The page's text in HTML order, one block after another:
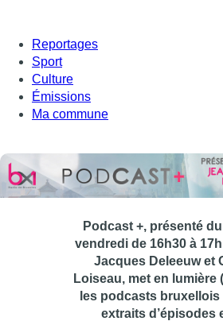
Reportages
Sport
Culture
Émissions
Ma commune
Podcast +, présenté
vendredi de 16h30 à
Jacques Deleeuw et
Loiseau, met en lumière
les podcasts bruxellois
extraits d’épisodes